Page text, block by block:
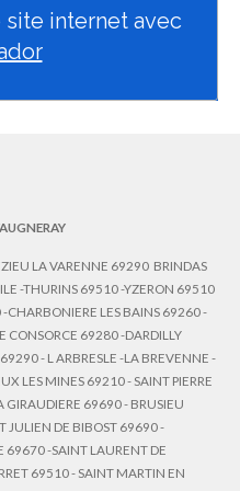
a
g
r
a
internet avec
LA VARENNE 69290 BRINDAS
-THURINS 69510 -YZERON 69510
LES BAINS 69260 -
CONSORCE 69280 -DARDILLY
- L ARBRESLE -LA BREVENNE -
LES MINES 69210 - SAINT PIERRE
GIRAUDIERE 69690 - BRUSIEU
JULIEN DE BIBOST 69690 -
69670 -SAINT LAURENT DE
69510 - SAINT MARTIN EN